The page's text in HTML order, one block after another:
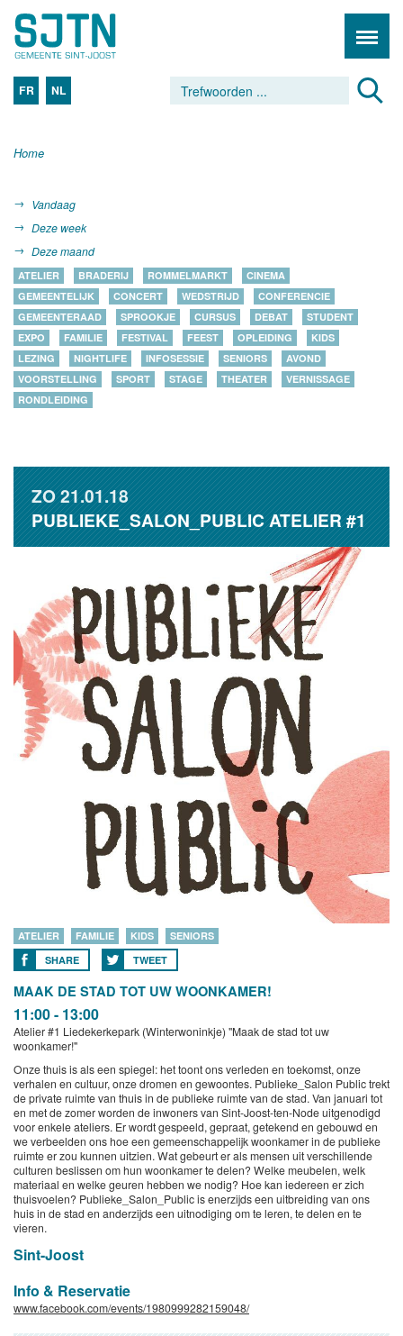
FR NL
Home
Vandaag
Deze week
Deze maand
ATELIER BRADERIJ ROMMELMARKT
CINEMA
GEMEENTELIJK
CONCERT WEDSTRIJD
CONFERENCIE
GEMEENTERAAD
SPROOKJE CURSUS DEBAT
STUDENT
EXPO
FAMILIE FESTIVAL FEEST OPLEIDING
KIDS
LEZING
NIGHTLIFE INFOSESSIE SENIORS
AVOND
VOORSTELLING
SPORT STAGE THEATER
VERNISSAGE
RONDLEIDING
ZO21.01.18
PUBLIEKE_SALON_PUBLIC ATELIER #1
ATELIER FAMILIE KIDS
SENIORS
SHARE
TWEET
MAAK DE STAD TOT UW WOONKAMER!
11:00 - 13:00
Atelier #1 Liedekerkepark (Winterwoninkje) "Maak de stad tot uw
woonkamer!"
Onze thuis is als een spiegel: het toont ons verleden en toekomst, onze
verhalen en cultuur, onze dromen en gewoontes. Publieke_Salon Public trekt
de private ruimte van thuis in de publieke ruimte van de stad. Van januari tot
en met de zomer worden de inwoners van Sint-Joost-ten-Node uitgenodigd
voor enkele ateliers. Er wordt gespeeld, gepraat, getekend en gebouwd en
we verbeelden ons hoe een gemeenschappelijk woonkamer in de publieke
ruimte er zou kunnen uitzien. Wat gebeurt er als mensen uit verschillende
culturen beslissen om hun woonkamer te delen? Welke meubelen, welk
materiaal en welke geuren hebben we nodig? Hoe kan iedereen er zich
thuisvoelen? Publieke_Salon_Public is enerzijds een uitbreiding van ons
huis in de stad en anderzijds een uitnodiging om te leren, te delen en te
vieren.
Sint-Joost
Info & Reservatie
www.facebook.com/events/1980999282159048/